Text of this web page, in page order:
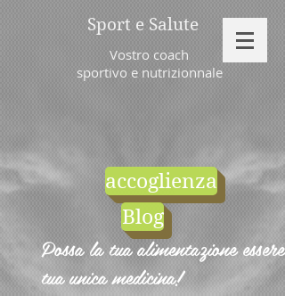
Sport e Salute
Vostro coach
sportivo e nutrizionnale
accoglienza
Blog
Possa la tua alimentazione essere
tua unica medicina!